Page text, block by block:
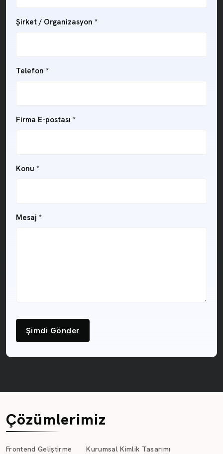
Şirket / Organizasyon *
Telefon *
Firma E-postası *
Konu *
Mesaj *
Şimdi Gönder
Çözümlerimiz
Frontend Geliştirme
Kurumsal Kimlik Tasarımı